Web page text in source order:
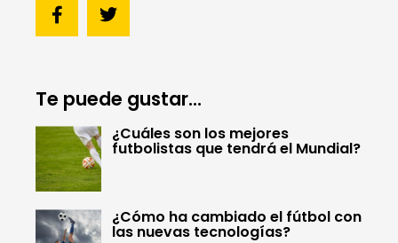
Te puede gustar...
¿Cuáles son los mejores
futbolistas que tendrá el Mundial?
¿Cómo ha cambiado el fútbol con
las nuevas tecnologías?